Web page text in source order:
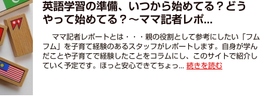
英語学習の準備、いつから始めてる？どう
やって始めてる？～ママ記者レポ...
ママ記者レポートとは・・・親の役割として参考にしたい「フム
フム」を子育て経験のあるスタッフがレポートします。自身が学ん
だことや子育てで経験したことをコラムにし、このサイトで紹介し
ていく予定です。ほっと安心できてちょっ... 続きを読む